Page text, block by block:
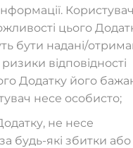
цього
бути надані/
відповідності
Додатку його
несе особисто;
не несе
будь-які збитки